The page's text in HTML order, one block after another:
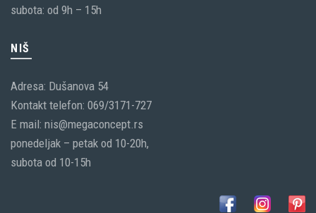
subota: od 9h – 15h
NIŠ
Adresa: Dušanova 54
Kontakt telefon: 069/3171-727
E mail: nis@megaconcept.rs
ponedeljak – petak od 10-20h,
subota od 10-15h